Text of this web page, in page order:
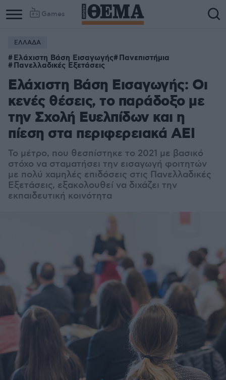
Games
ΕΛΛΑΔΑ
Ελάχιστη Βάση Εισαγωγής Πανεπιστήμια
Πανελλαδικές Εξετάσεις
Ελάχιστη Βάση Εισαγωγής: Οι
κενές θέσεις, το παράδοξο με
την Σχολή Ευελπίδων και η
πίεση στα περιφερειακά ΑΕΙ
Το μέτρο, που θεσπίστηκε το 2021 με βασικό
στόχο να σταματήσει την εισαγωγή φοιτητών
με πολύ χαμηλές επιδόσεις στις Πανελλαδικές
Εξετάσεις, εξακολουθεί να διχάζει την
εκπαιδευτική κοινότητα